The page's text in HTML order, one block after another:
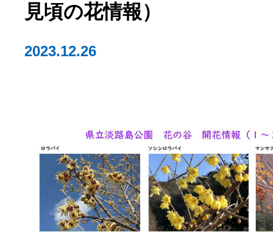
見頃の花情報）
2023.12.26